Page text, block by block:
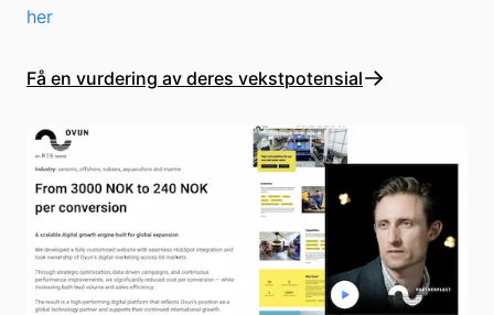
her
Få en vurdering av deres vekstpotensial